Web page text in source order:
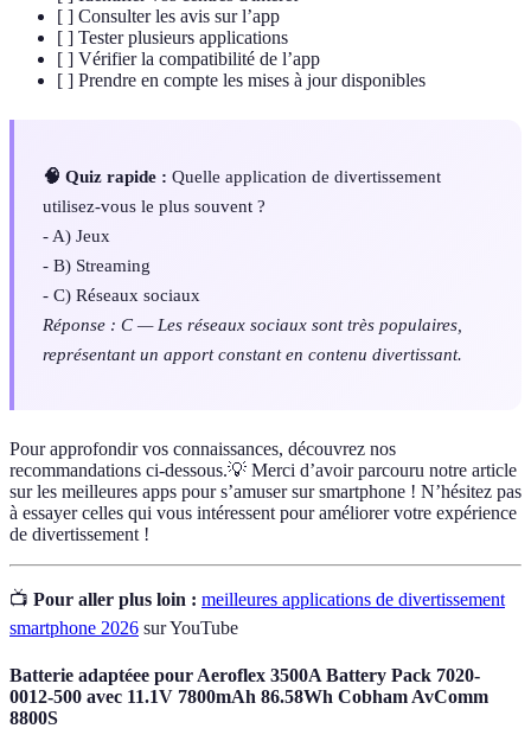
[ ] Consulter les avis sur l’app
[ ] Tester plusieurs applications
[ ] Vérifier la compatibilité de l’app
[ ] Prendre en compte les mises à jour disponibles
🧠 Quiz rapide : Quelle application de divertissement
utilisez-vous le plus souvent ?
- A) Jeux
- B) Streaming
- C) Réseaux sociaux
Réponse : C — Les réseaux sociaux sont très populaires,
représentant un apport constant en contenu divertissant.
Pour approfondir vos connaissances, découvrez nos
recommandations ci-dessous.💡 Merci d’avoir parcouru notre article
sur les meilleures apps pour s’amuser sur smartphone ! N’hésitez pas
à essayer celles qui vous intéressent pour améliorer votre expérience
de divertissement !
📺 Pour aller plus loin : meilleures applications de divertissement
smartphone 2026 sur YouTube
Batterie adaptéee pour Aeroflex 3500A Battery Pack 7020-
0012-500 avec 11.1V 7800mAh 86.58Wh Cobham AvComm
8800S